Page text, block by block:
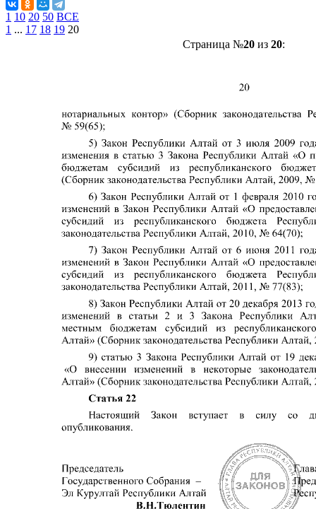
1 10 20 50 ВСЕ
1 ... 17 18 19 20
Страница №20из 20: